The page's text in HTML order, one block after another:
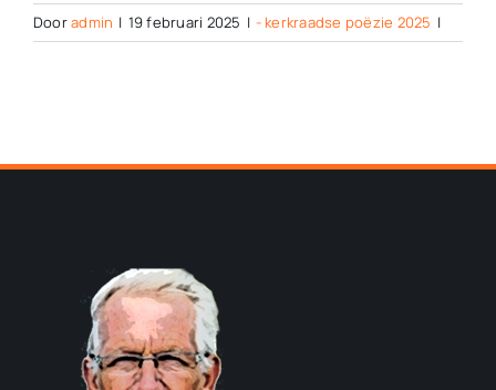
Dooradmin | 19 februari 2025 | - kerkraadse poëzie 2025 |